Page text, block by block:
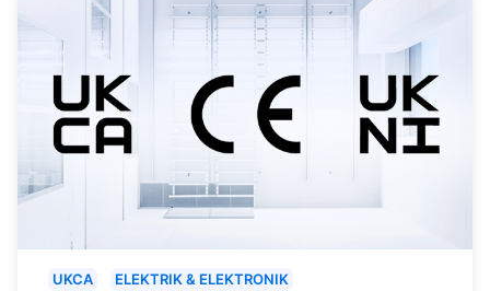
UKCA ELEKTRIK & ELEKTRONIK